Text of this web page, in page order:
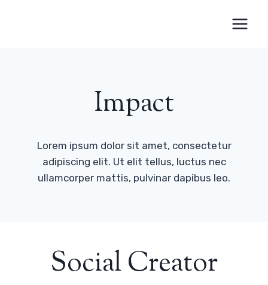
Impact
Lorem ipsum dolor sit amet, consectetur
adipiscing elit. Ut elit tellus, luctus nec
ullamcorper mattis, pulvinar dapibus leo.
Social Creator